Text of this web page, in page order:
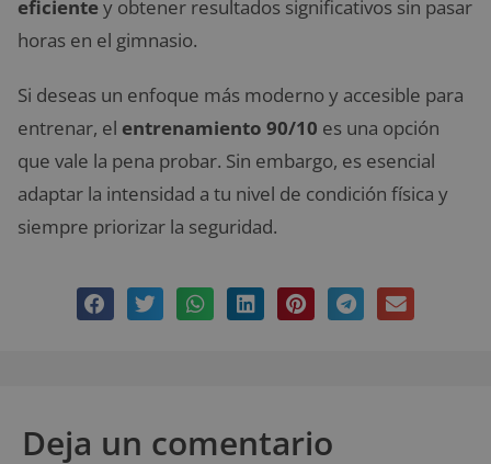
eficientey obtener resultados significativos sin pasar
horas en el gimnasio.
Si deseas un enfoque más moderno y accesible para
entrenar, el entrenamiento 90/10 es una opción
que vale la pena probar. Sin embargo, es esencial
adaptar la intensidad a tu nivel de condición física y
siempre priorizar la seguridad.
Deja un comentario